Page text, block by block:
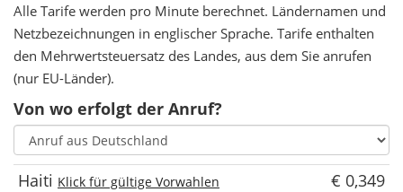
Alle Tarife werden pro Minute berechnet. Ländernamen und
Netzbezeichnungen in englischer Sprache. Tarife enthalten
den Mehrwertsteuersatz des Landes, aus dem Sie anrufen
(nur EU-Länder).
Von wo erfolgt der Anruf?
Haiti Klick für gültige Vorwahlen
€ 0,349